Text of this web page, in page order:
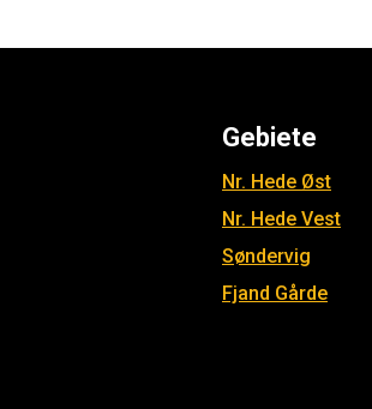
Gebiete
Nr. Hede Øst
Nr. Hede Vest
Søndervig
Fjand Gårde